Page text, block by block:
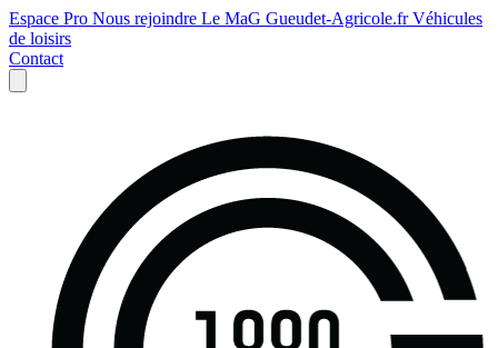
Espace Pro Nous rejoindre Le MaG Gueudet-Agricole.frVéhicules
de loisirs
Contact